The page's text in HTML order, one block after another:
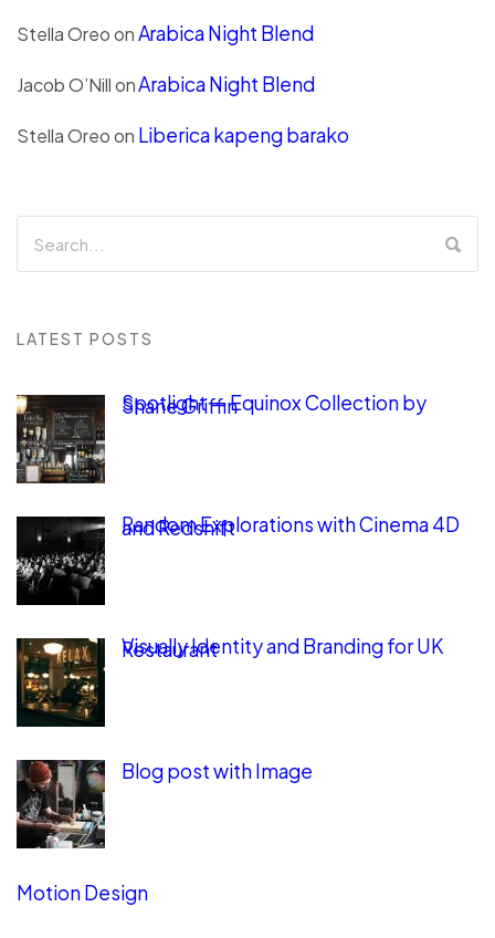
Stella OreoonArabica Night Blend
Jacob O’NillonArabica Night Blend
Stella Oreoon Liberica kapeng barako
LATEST POSTS
Spotlight — Equinox Collection by
Shane Griffin
Random Explorations with Cinema 4D
and Redshift
Visually Identity and Branding for UK
Restaurant
Blog post with Image
Motion Design